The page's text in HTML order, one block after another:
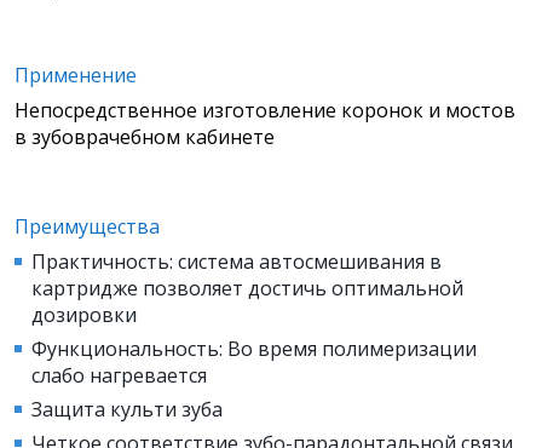
Применение
Непосредственное изготовление коронок и мостов
в зубоврачебном кабинете
Преимущества
Практичность: система автосмешивания в
картридже позволяет достичь оптимальной
дозировки
Функциональность: Во время полимеризации
слабо нагревается
Защита культи зуба